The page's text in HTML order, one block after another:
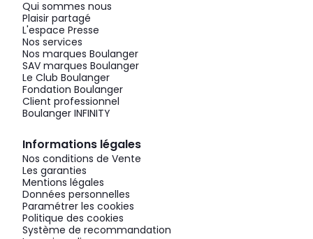
Qui sommes nous
Plaisir partagé
L'espace Presse
Nos services
Nos marques Boulanger
SAV marques Boulanger
Le Club Boulanger
Fondation Boulanger
Client professionnel
Boulanger INFINITY
Informations légales
Nos conditions de Vente
Les garanties
Mentions légales
Données personnelles
Paramétrer les cookies
Politique des cookies
Système de recommandation